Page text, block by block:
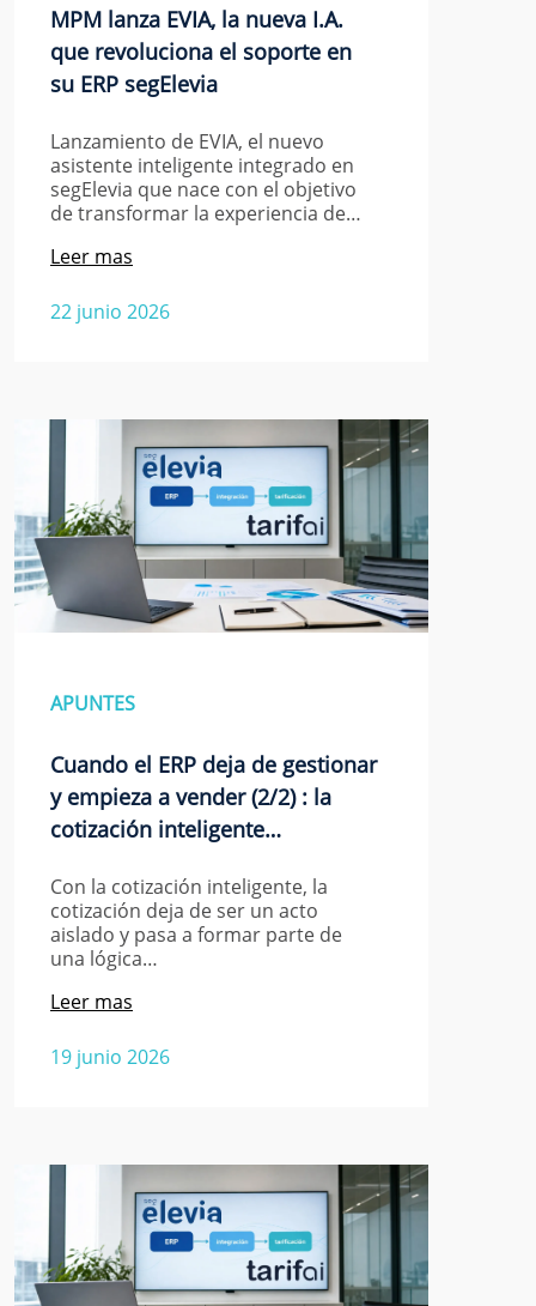
MPM lanza EVIA, la nueva I.A.
que revoluciona el soporte en
su ERP segElevia
Lanzamiento de EVIA, el nuevo
asistente inteligente integrado en
segElevia que nace con el objetivo
de transformar la experiencia de…
22 junio 2026
Leer mas
APUNTES
Cuando el ERP deja de gestionar
y empieza a vender (2/2) : la
cotización inteligente…
Con la cotización inteligente, la
cotización deja de ser un acto
aislado y pasa a formar parte de
una lógica…
19 junio 2026
Leer mas